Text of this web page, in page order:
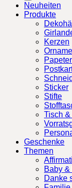
Neuheiten
Produkte
Kerzen
Sticker
Stifte
Tisch
Geschenke
Themen
Baby
Danke